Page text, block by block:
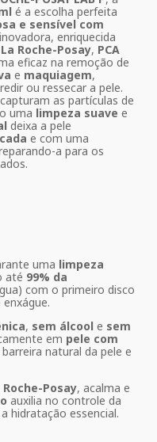
é a escolha perfeita
e sensível com
enriquecida
Roche-Posay, PCA
eficaz na remoção de
e maquiagem,
ou ressecar a pele.
as partículas de
uma limpeza suave e
deixa a pele
e com uma
a para os
uma limpeza
até 99% da
com o primeiro disco
, sem álcool e sem
em pele com
natural da pele e
Posay, acalma e
auxilia no controle da
hidratação essencial.